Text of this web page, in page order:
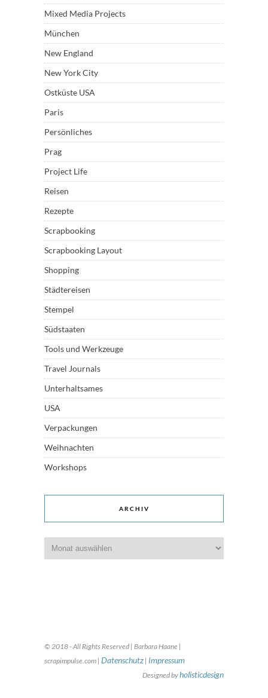
Mixed Media Projects
München
New England
New York City
Ostküste USA
Paris
Persönliches
Prag
Project Life
Reisen
Rezepte
Scrapbooking
Scrapbooking Layout
Shopping
Städtereisen
Stempel
Südstaaten
Tools und Werkzeuge
Travel Journals
Unterhaltsames
USA
Verpackungen
Weihnachten
Workshops
ARCHIV
© 2018 - All Rights Reserved | Barbara Haane |
scrapimpulse.com | Datenschutz | Impressum
Designed byholisticdesign